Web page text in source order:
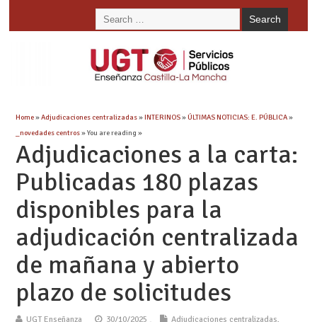
Home»Adjudicaciones centralizadas»INTERINOS»ÚLTIMAS NOTICIAS: E. PÚBLICA»
_novedades centros» You are reading »
Adjudicaciones a la carta:
Publicadas 180 plazas
disponibles para la
adjudicación centralizada
de mañana y abierto
plazo de solicitudes
UGT Enseñanza 30/10/2025 Adjudicaciones centralizadas,